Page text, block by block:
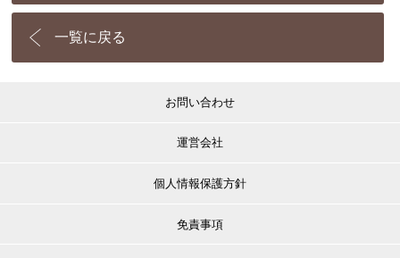
一覧に戻る
お問い合わせ
運営会社
個人情報保護方針
免責事項